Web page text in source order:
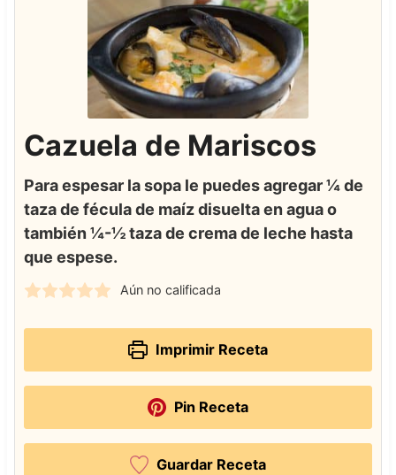
Cazuela de Mariscos
Para espesar la sopa le puedes agregar ¼ de
taza de fécula de maíz disuelta en agua o
también ¼-½ taza de crema de leche hasta
que espese.
Aún no calificada
Imprimir Receta
Pin Receta
Guardar Receta